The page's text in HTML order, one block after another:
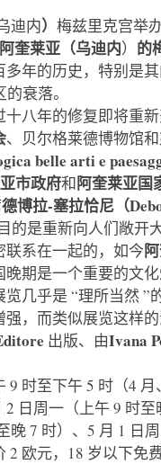
迪内） 梅兹里克宫举
阿奎莱亚 （乌迪内） 的
多年的历史，特别是
衰落。
十八年的修复即将重
、贝尔格莱德博物馆和
belle arti e
市政府和阿奎莱亚国
德博拉-塞拉恰尼（
的是重新向人们敞开
系在一起的，如今
期是一个重要的文化
几乎是 “理所当然
，而类似展览这样的
出版、由Ivana
时至下午 5 时（4
日周一（上午 9 时
晚 7 时）、5 月 1 日
欧元，18 岁以下免费